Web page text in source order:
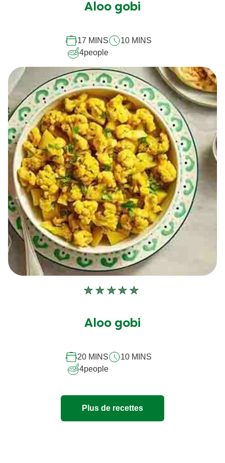
soumise
recipe
Aloo gobi
17 MINS
10 MINS
4people
Aucune
soumise
recipe
Aloo gobi
20 MINS
10 MINS
4people
Plus de recettes